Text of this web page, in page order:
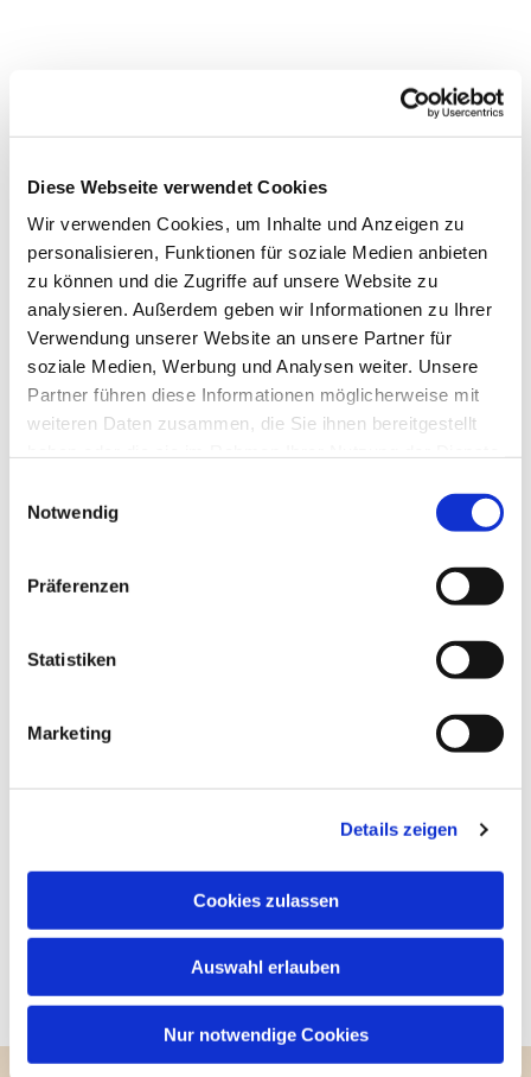
Diese Webseite verwendet Cookies
Wir verwenden Cookies, um Inhalte und Anzeigen zu
personalisieren, Funktionen für soziale Medien anbieten
zu können und die Zugriffe auf unsere Website zu
analysieren. Außerdem geben wir Informationen zu Ihrer
Verwendung unserer Website an unsere Partner für
soziale Medien, Werbung und Analysen weiter. Unsere
Partner führen diese Informationen möglicherweise mit
weiteren Daten zusammen, die Sie ihnen bereitgestellt
Notwendig
Präferenzen
Statistiken
Marketing
Details zeigen
Cookies zulassen
Auswahl erlauben
Nur notwendige Cookies
Dies könnte Sie auch
interessieren